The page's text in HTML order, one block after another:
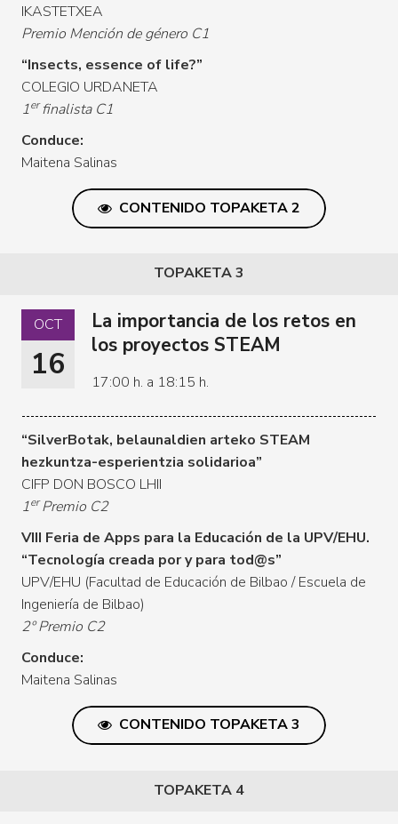
IKASTETXEA
Premio Mención de género C1
“Insects, essence of life?”
COLEGIO URDANETA
1erfinalista C1
Conduce:
Maitena Salinas
CONTENIDO TOPAKETA 2
TOPAKETA 3
OCT
16
La importancia de los retos en
los proyectos STEAM
17:00 h. a 18:15 h.
“SilverBotak, belaunaldien arteko STEAM
hezkuntza-esperientzia solidarioa”
CIFP DON BOSCO LHII
1erPremio C2
VIII Feria de Apps para la Educación de la UPV/EHU.
“Tecnología creada por y para tod@s”
UPV/EHU (Facultad de Educación de Bilbao / Escuela de
Ingeniería de Bilbao)
2º Premio C2
Conduce:
Maitena Salinas
CONTENIDO TOPAKETA 3
TOPAKETA 4